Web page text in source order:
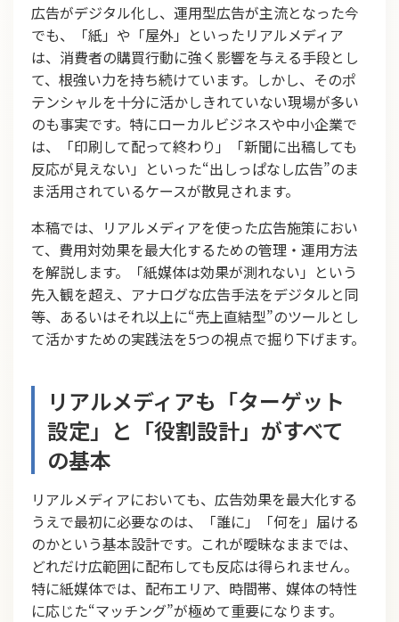
広告がデジタル化し、運用型広告が主流となった今
でも、「紙」や「屋外」といったリアルメディア
は、消費者の購買行動に強く影響を与える手段とし
て、根強い力を持ち続けています。しかし、そのポ
テンシャルを十分に活かしきれていない現場が多い
のも事実です。特にローカルビジネスや中小企業で
は、「印刷して配って終わり」「新聞に出稿しても
反応が見えない」といった“出しっぱなし広告”のま
ま活用されているケースが散見されます。
本稿では、リアルメディアを使った広告施策におい
て、費用対効果を最大化するための管理・運用方法
を解説します。「紙媒体は効果が測れない」という
先入観を超え、アナログな広告手法をデジタルと同
等、あるいはそれ以上に“売上直結型”のツールとし
て活かすための実践法を5つの視点で掘り下げます。
リアルメディアも「ターゲット
設定」と「役割設計」がすべて
の基本
リアルメディアにおいても、広告効果を最大化する
うえで最初に必要なのは、「誰に」「何を」届ける
のかという基本設計です。これが曖昧なままでは、
どれだけ広範囲に配布しても反応は得られません。
特に紙媒体では、配布エリア、時間帯、媒体の特性
に応じた“マッチング”が極めて重要になります。